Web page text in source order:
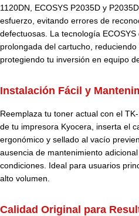
1120DN, ECOSYS P2035D y
esfuerzo, evitando errores de
defectuosas. La tecnología
prolongada del cartucho,
protegiendo tu inversión en equipo
Instalación Fácil y
Reemplaza tu toner actual con el
de tu impresora Kyocera, inserta el
ergonómico y sellado al vacío
ausencia de mantenimiento
condiciones. Ideal para usuarios
alto volumen.
Calidad Original para